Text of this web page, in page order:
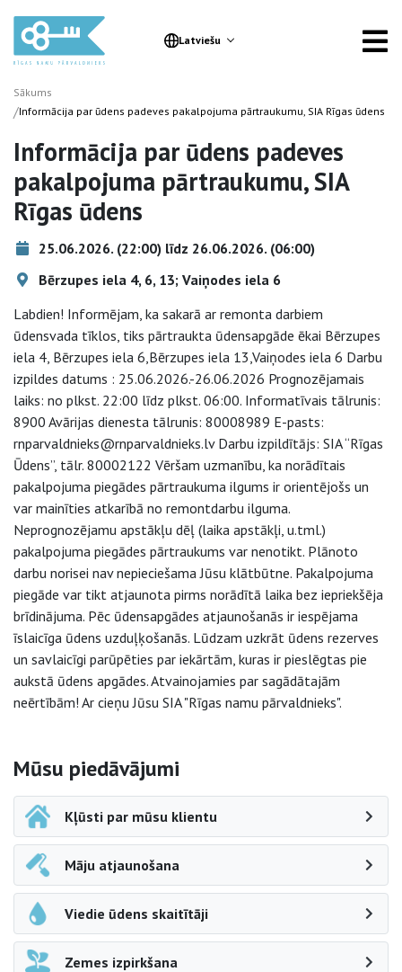
Latviešu
Sākums
/Informācija par ūdens padeves pakalpojuma pārtraukumu, SIA Rīgas ūdens
Informācija par ūdens padeves
pakalpojuma pārtraukumu, SIA
Rīgas ūdens
25.06.2026. (22:00) līdz 26.06.2026. (06:00)
Bērzupes iela 4, 6, 13; Vaiņodes iela 6
Labdien! Informējam, ka sakarā ar remonta darbiem
ūdensvada tīklos, tiks pārtraukta ūdensapgāde ēkai Bērzupes
iela 4, Bērzupes iela 6,Bērzupes iela 13,Vaiņodes iela 6 Darbu
izpildes datums : 25.06.2026.-26.06.2026 Prognozējamais
laiks: no plkst. 22:00 līdz plkst. 06:00. Informatīvais tālrunis:
8900 Avārijas dienesta tālrunis: 80008989 E-pasts:
rnparvaldnieks@rnparvaldnieks.lv Darbu izpildītājs: SIA “Rīgas
Ūdens”, tālr. 80002122 Vēršam uzmanību, ka norādītais
pakalpojuma piegādes pārtraukuma ilgums ir orientējošs un
var mainīties atkarībā no remontdarbu ilguma.
Neprognozējamu apstākļu dēļ (laika apstākļi, u.tml.)
pakalpojuma piegādes pārtraukums var nenotikt. Plānoto
darbu norisei nav nepieciešama Jūsu klātbūtne. Pakalpojuma
piegāde var tikt atjaunota pirms norādītā laika bez iepriekšēja
brīdinājuma. Pēc ūdensapgādes atjaunošanās ir iespējama
īslaicīga ūdens uzduļķošanās. Lūdzam uzkrāt ūdens rezerves
un savlaicīgi parūpēties par iekārtām, kuras ir pieslēgtas pie
aukstā ūdens apgādes. Atvainojamies par sagādātajām
neērtībām! Ar cieņu Jūsu SIA "Rīgas namu pārvaldnieks".
Sāna navigācija
Mūsu piedāvājumi
Kļūsti par mūsu klientu
Māju atjaunošana
Viedie ūdens skaitītāji
Zemes izpirkšana